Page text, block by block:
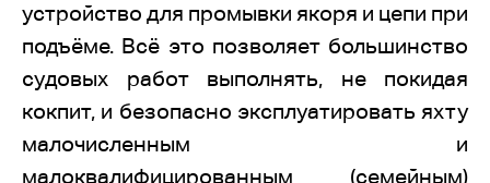
устройство для промывки якоря и цепи при
подъёме. Всё это позволяет большинство
судовых работ выполнять, не покидая
кокпит, и безопасно эксплуатировать яхту
малочисленным и
малоквалифицированным (семейным)